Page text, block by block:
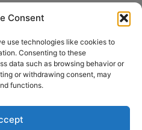
Consent
use technologies like cookies to
Consenting to these
data such as browsing behavior or
or withdrawing consent, may
functions.
19:30
19:00